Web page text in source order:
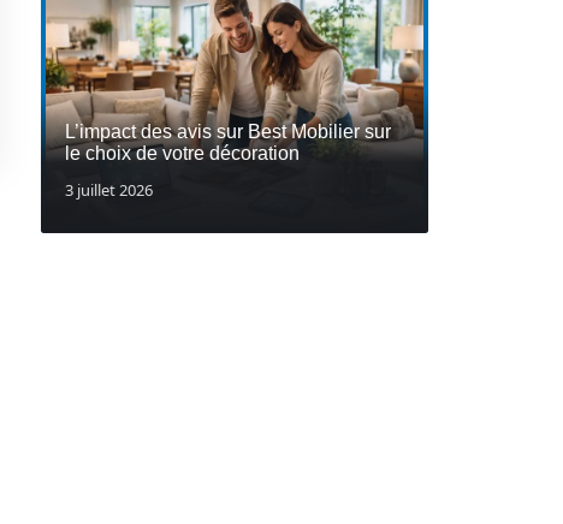
L’impact des avis sur Best Mobilier sur
le choix de votre décoration
3 juillet 2026